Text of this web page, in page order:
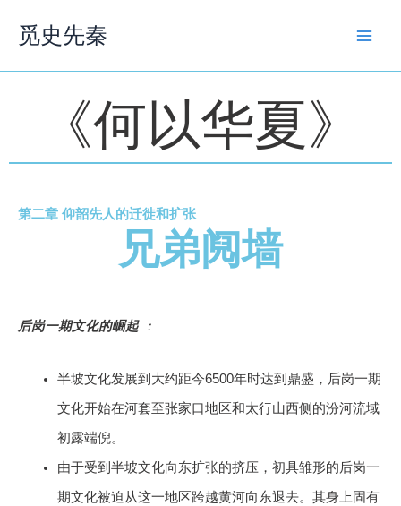
容
觅史先秦
《何以华夏》
第二章 仰韶先人的迁徙和扩张
兄弟阋墙
后岗一期文化的崛起：
半坡文化发展到大约距今6500年时达到鼎盛，后岗一期
文化开始在河套至张家口地区和太行山西侧的汾河流域
初露端倪。
由于受到半坡文化向东扩张的挤压，初具雏形的后岗一
期文化被迫从这一地区跨越黄河向东退去。其身上固有